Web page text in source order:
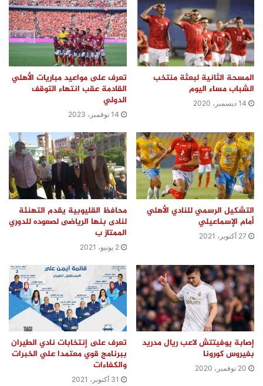
المسحة الثانية لبعثة منتخب
الشباب مساء اليوم
14 ديسمبر، 2020
تعرف على مواعيد مباريات الأهلي
القادمة عقب انتهاء التوقف
الدولي
14 نوفمبر، 2023
التشكيل الرسمي للنادي الأهلي
أمام الإسماعيلي
27 أكتوبر، 2021
محافظ القليوبية يقدم التهنئة
لنادى بنها الرياضى لصعوده للدوري
الممتاز ب
2 يونيو، 2021
إصابة يوفيتتش لاعب ريال مدريد
بفيروس كورونا
20 نوفمبر، 2020
تعرف على إنتخابات نادي الطيران
ببرنامج قوي معتمدا علي الخبرات
والكفاءات
31 أكتوبر، 2021